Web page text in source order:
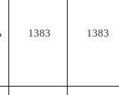
مجری